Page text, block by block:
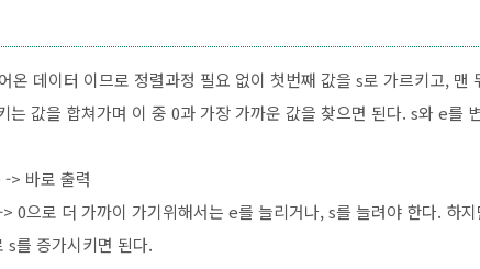
온 데이터 이므로 정렬과정 필요 없이 첫번째 값을 s로 가르키고, 맨
는 값을 합쳐가며 이 중 0과 가장 가까운 값을 찾으면 된다. s와 e를
바로 출력
으로 더 가까이 가기위해서는 e를 늘리거나, s를 늘려야 한다. 하
s를 증가시키면 된다.